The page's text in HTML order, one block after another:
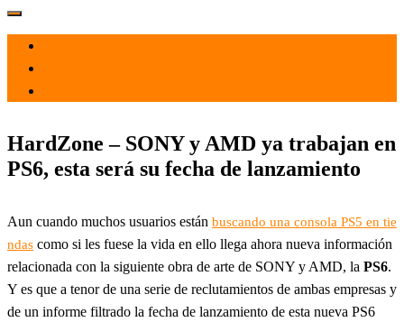
HardZone – SONY y AMD ya trabajan en
PS6, esta será su fecha de lanzamiento
Aun cuando muchos usuarios están buscando una consola PS5 en tie
ndas como si les fuese la vida en ello llega ahora nueva información
relacionada con la siguiente obra de arte de SONY y AMD, la PS6.
Y es que a tenor de una serie de reclutamientos de ambas empresas y
de un informe filtrado la fecha de lanzamiento de esta nueva PS6